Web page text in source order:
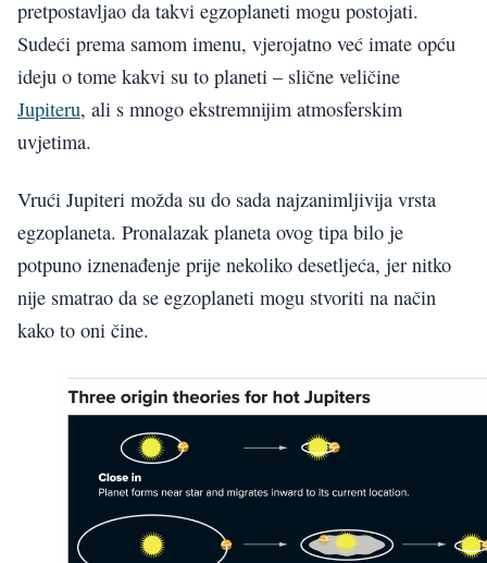
pretpostavljao da takvi egzoplaneti mogu postojati.
Sudeći prema samom imenu, vjerojatno već imate opću
ideju o tome kakvi su to planeti – slične veličine
Jupiteru, ali s mnogo ekstremnijim atmosferskim
uvjetima.
Vrući Jupiteri možda su do sada najzanimljivija vrsta
egzoplaneta. Pronalazak planeta ovog tipa bilo je
potpuno iznenađenje prije nekoliko desetljeća, jer nitko
nije smatrao da se egzoplaneti mogu stvoriti na način
kako to oni čine.